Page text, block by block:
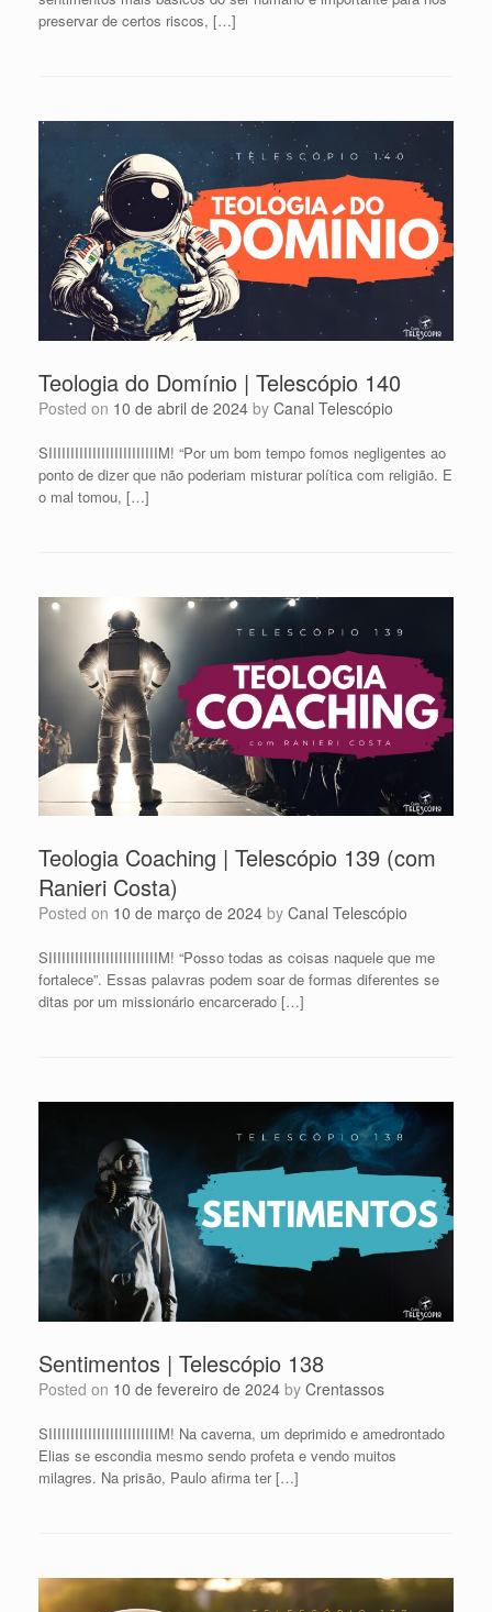
preservar de certos riscos, […]
Teologia do Domínio | Telescópio 140
Posted on 10 de abril de 2024 by Canal Telescópio
SIIIIIIIIIIIIIIIIIIIIIIIIIM! “Por um bom tempo fomos negligentes ao
ponto de dizer que não poderiam misturar política com religião. E
o mal tomou, […]
Teologia Coaching | Telescópio 139 (com
Ranieri Costa)
Posted on 10 de março de 2024 by Canal Telescópio
SIIIIIIIIIIIIIIIIIIIIIIIIIM! “Posso todas as coisas naquele que me
fortalece”. Essas palavras podem soar de formas diferentes se
ditas por um missionário encarcerado […]
Sentimentos | Telescópio 138
Posted on 10 de fevereiro de 2024 by Crentassos
SIIIIIIIIIIIIIIIIIIIIIIIIIM! Na caverna, um deprimido e amedrontado
Elias se escondia mesmo sendo profeta e vendo muitos
milagres. Na prisão, Paulo afirma ter […]